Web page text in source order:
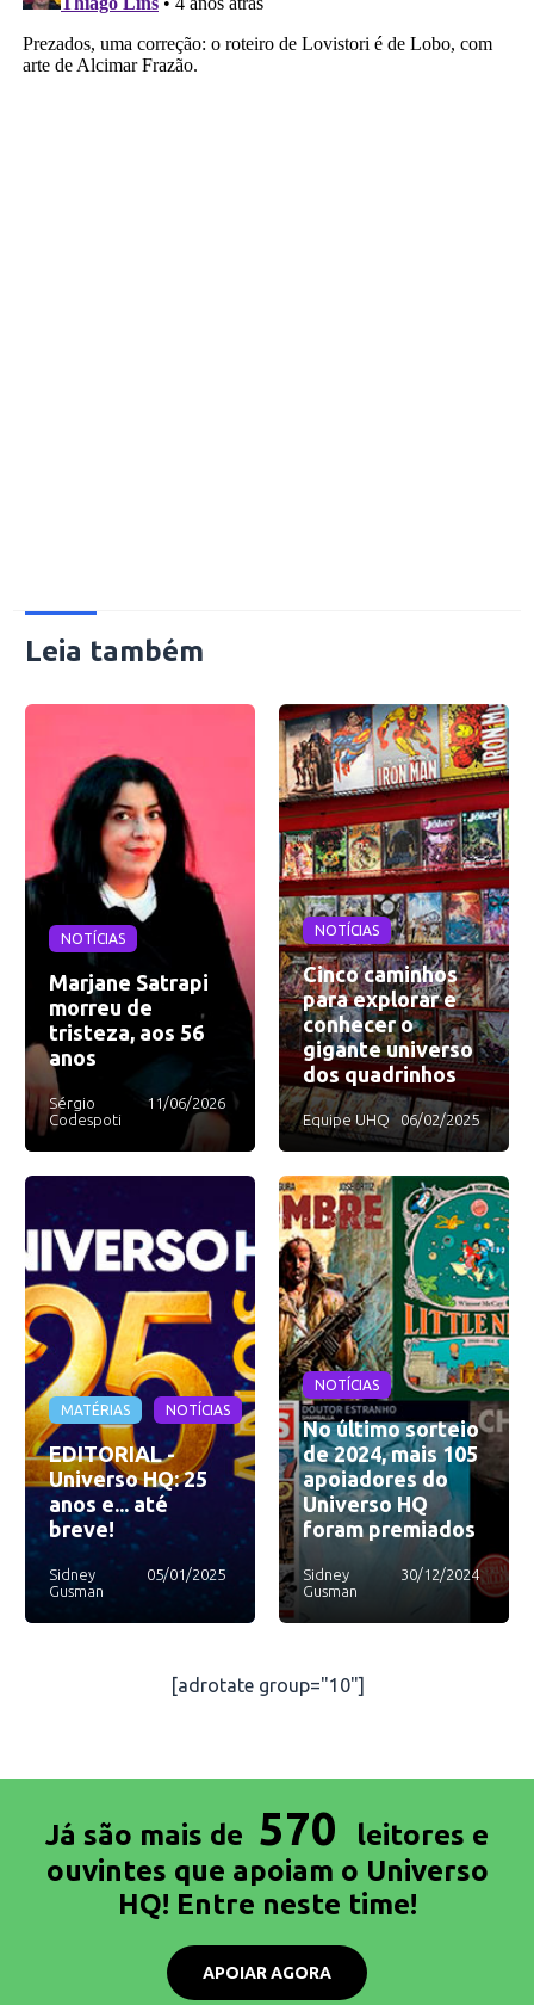
Leia também
NOTÍCIAS
Marjane Satrapi
morreu de
tristeza, aos 56
anos
Sérgio
Codespoti
11/06/2026
NOTÍCIAS
Cinco caminhos
para explorar e
conhecer o
gigante universo
dos quadrinhos
Equipe UHQ 06/02/2025
MATÉRIAS NOTÍCIAS
EDITORIAL -
Universo HQ: 25
anos e... até
breve!
Sidney
Gusman
05/01/2025
NOTÍCIAS
No último sorteio
de 2024, mais 105
apoiadores do
Universo HQ
foram premiados
Sidney
Gusman
30/12/2024
[adrotate group="10"]
Já são mais de 570
leitores e
ouvintes que apoiam o Universo
HQ! Entre neste time!
APOIAR AGORA